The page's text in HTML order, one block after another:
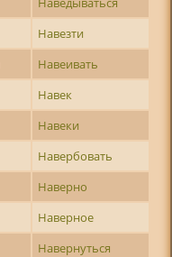
Навезти
Навеивать
Навек
Навеки
Навербовать
Наверно
Наверное
Навернуться